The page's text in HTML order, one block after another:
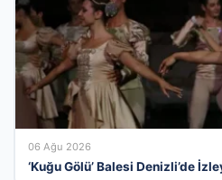
06 Ağu 2026
‘Kuğu Gölü’ Balesi Denizli’de